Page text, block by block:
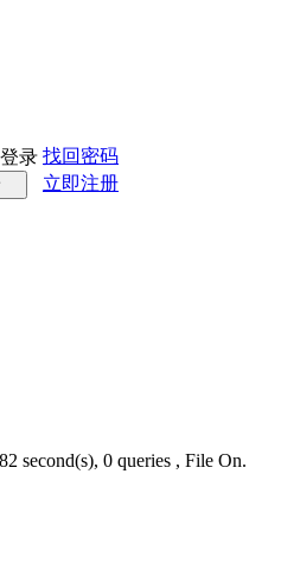
录 找回密码
立即注册
second(s), 0 queries , File On.